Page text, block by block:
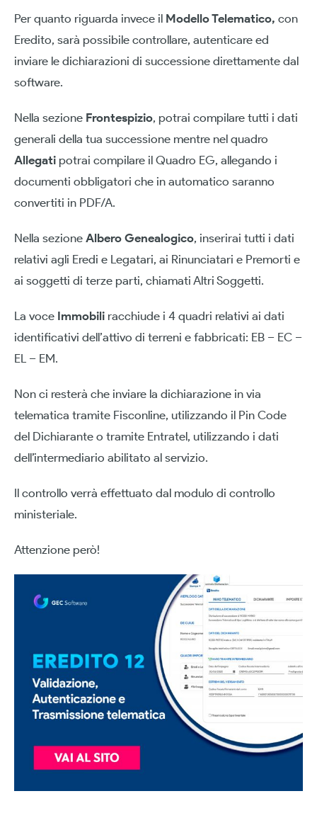
Per quanto riguarda invece il Modello Telematico, con
Eredito, sarà possibile controllare, autenticare ed
inviare le dichiarazioni di successione direttamente dal
software.
Nella sezione Frontespizio, potrai compilare tutti i dati
generali della tua successione mentre nel quadro
Allegati potrai compilare il Quadro EG, allegando i
documenti obbligatori che in automatico saranno
convertiti in PDF/A.
Nella sezione Albero Genealogico, inserirai tutti i dati
relativi agli Eredi e Legatari, ai Rinunciatari e Premorti e
ai soggetti di terze parti, chiamati Altri Soggetti.
La voce Immobili racchiude i 4 quadri relativi ai dati
identificativi dell’attivo di terreni e fabbricati: EB – EC –
EL – EM.
Non ci resterà che inviare la dichiarazione in via
telematica tramite Fisconline, utilizzando il Pin Code
del Dichiarante o tramite Entratel, utilizzando i dati
dell’intermediario abilitato al servizio.
Il controllo verrà effettuato dal modulo di controllo
ministeriale.
Attenzione però!